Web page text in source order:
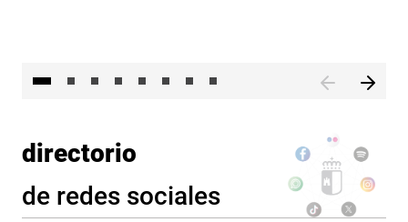
directorio
de redes sociales